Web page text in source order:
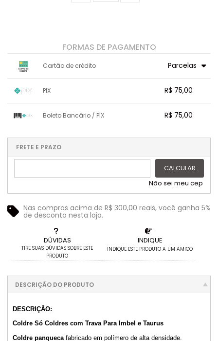
DÚVIDAS
TIRE SUAS DÚVIDAS SOBRE ESTE
PRODUTO
INDIQUE
INDIQUE ESTE PRODUTO A UM AMIGO
Nas compras acima de R$ 300,00 reais, você ganha 5%
de desconto nesta loja.
FORMAS DE PAGAMENTO
Cartão de crédito Parcelas
4x com juros de R$ 19,03
8x com juros de R$ 9,94
10x com juros de R$ 8,10
PIX R$ 75,00
.
Boleto Bancário / PIX R$ 75,00
...
....
FRETE E PRAZO
CALCULAR
Não sei meu cep
DESCRIÇÃO DO PRODUTO
DESCRIÇÃO:
Coldre Só Coldres com Trava Para Imbel e Taurus
Coldre panqueca fabricado em polímero de alta densidade.